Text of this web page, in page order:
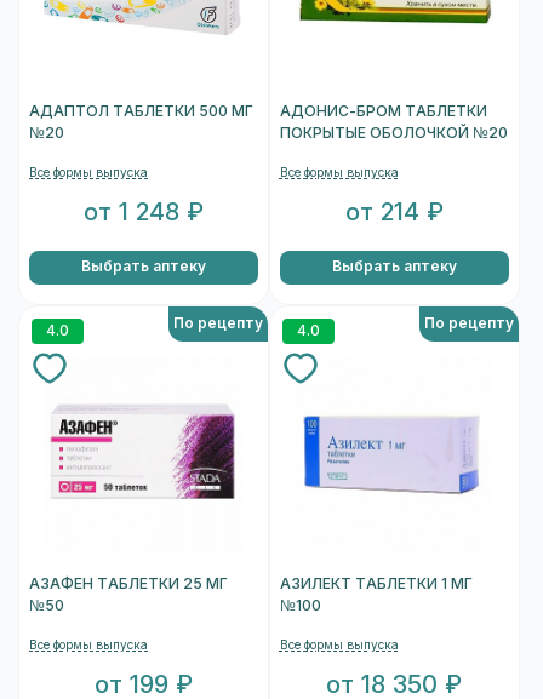
АДАПТОЛ ТАБЛЕТКИ 500 МГ
№20
Все формы выпуска
от 1 248 ₽
Выбрать аптеку
АДОНИС-БРОМ ТАБЛЕТКИ
ПОКРЫТЫЕ ОБОЛОЧКОЙ №20
Все формы выпуска
от 214 ₽
Выбрать аптеку
4.0 По рецепту
АЗАФЕН ТАБЛЕТКИ 25 МГ
№50
Все формы выпуска
от 199 ₽
4.0 По рецепту
АЗИЛЕКТ ТАБЛЕТКИ 1 МГ
№100
Все формы выпуска
от 18 350 ₽